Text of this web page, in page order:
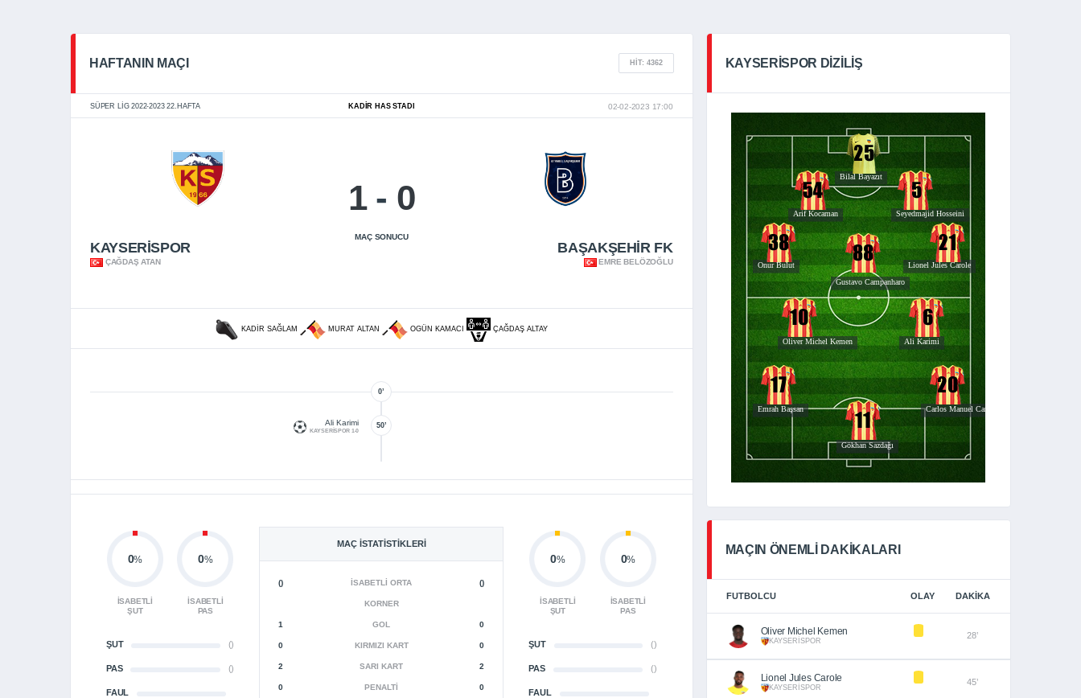
HAFTANIN MAÇI HIT: 4362
SÜPER LIG 2022-2023 22.HAFTA KADIR HAS STADI 02-02-2023 17:00
KAYSERİSPOR
ÇAĞDAŞ ATAN
1 - 0
MAÇ SONUCU
BAŞAKŞEHİR FK
EMRE BELÖZOĞLU
KADIR SAĞLAM MURAT ALTAN OGÜN KAMACI ÇAĞDAŞ ALTAY
0’
50’
Ali Karimi
KAYSERİSPOR 1-0
MAÇ İSTATISTIKLERI
() İSABETLI ORTA ()
KORNER
1 GOL 0
0 KIRMIZI KART 0
2 SARI KART 2
0 PENALTI 0
0%
İSABETLI
ŞUT
0%
İSABETLI
PAS
ŞUT ()
PAS ()
FAUL
0%
İSABETLI
ŞUT
0%
İSABETLI
PAS
ŞUT ()
PAS ()
FAUL
KAYSERISPOR DIZILIŞ
MAÇIN ÖNEMLİ DAKİKALARI
FUTBOLCU OLAY DAKIKA
Oliver Michel Kemen
KAYSERİSPOR
28’
Lionel Jules Carole
KAYSERİSPOR
45’